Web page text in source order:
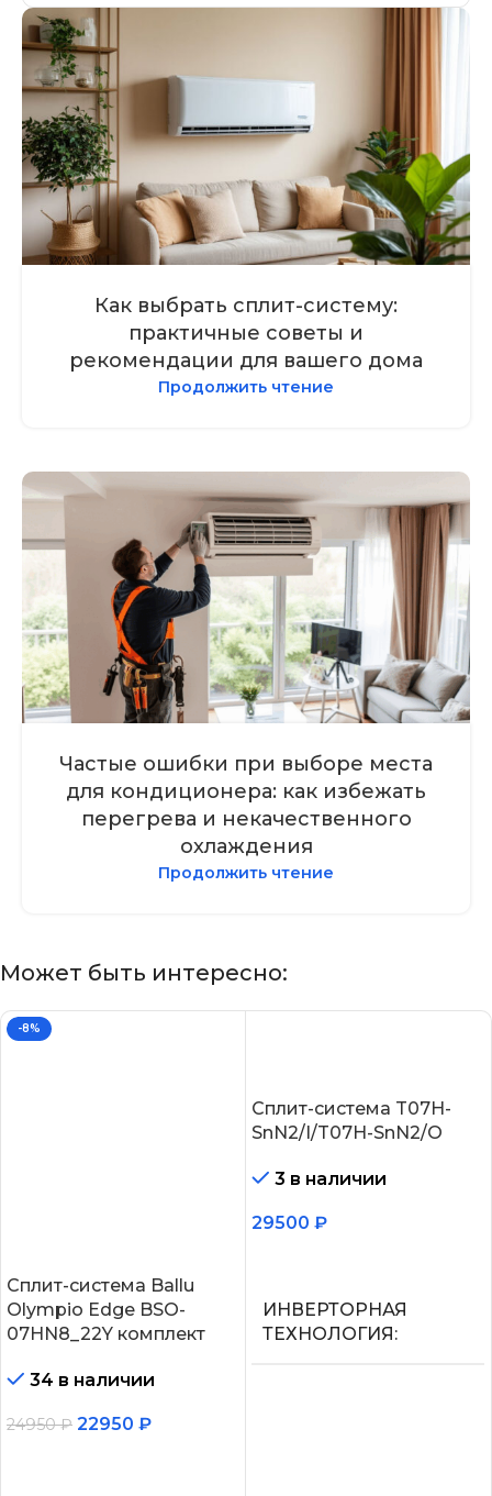
Как выбрать сплит-систему:
практичные советы и
рекомендации для вашего дома
Продолжить чтение
Частые ошибки при выборе места
для кондиционера: как избежать
перегрева и некачественного
охлаждения
Продолжить чтение
Может быть интересно:
-8%
Сплит-система Ballu
Olympio Edge BSO-
07HN8_22Y комплект
34 в наличии
24950₽ 22950 ₽
Сплит-система T07H-
SnN2/I/T07H-SnN2/O
3 в наличии
29500 ₽
ИНВЕРТОРНАЯ
ТЕХНОЛОГИЯ